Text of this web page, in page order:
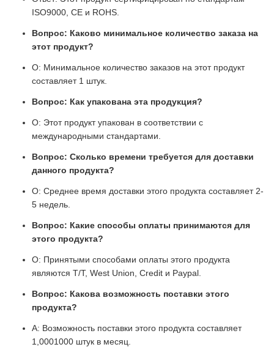
ISO9000, CE и ROHS.
Вопрос: Каково минимальное количество заказа на
этот продукт?
О: Минимальное количество заказов на этот продукт
составляет 1 штук.
Вопрос: Как упакована эта продукция?
О: Этот продукт упакован в соответствии с
международными стандартами.
Вопрос: Сколько времени требуется для доставки
данного продукта?
О: Среднее время доставки этого продукта составляет 2-
5 недель.
Вопрос: Какие способы оплаты принимаются для
этого продукта?
О: Принятыми способами оплаты этого продукта
являются T/T, West Union, Credit и Paypal.
Вопрос: Какова возможность поставки этого
продукта?
A: Возможность поставки этого продукта составляет
1,0001000 штук в месяц.